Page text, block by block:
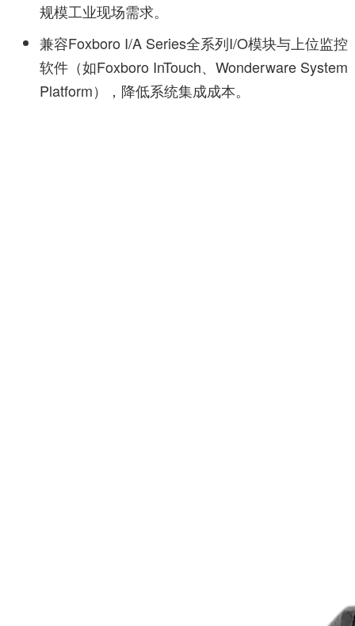
规模工业现场需求。
兼容Foxboro I/A Series全系列I/O模块与上位监控
软件（如Foxboro InTouch、Wonderware System
Platform），降低系统集成成本。